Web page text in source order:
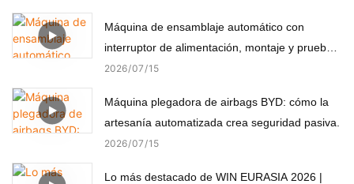
Máquina de ensamblaje automático con
interruptor de alimentación, montaje y prueba
automáticos
2026 07 15
Máquina plegadora de airbags BYD: cómo la
artesanía automatizada crea seguridad pasiva.
2026 07 15
Lo más destacado de WIN EURASIA 2026 |